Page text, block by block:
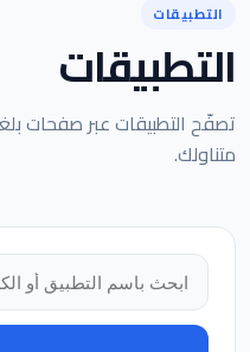
التطبيقات
التطبيقات
تصفّح التطبيقات عبر صفحات
متناولك.
البحث في التطبيقات
متصل — اسألني أي شيء